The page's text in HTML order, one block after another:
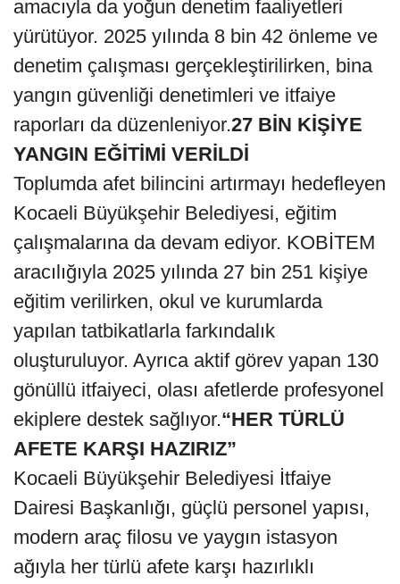
amacıyla da yoğun denetim faaliyetleri
yürütüyor. 2025 yılında 8 bin 42 önleme ve
denetim çalışması gerçekleştirilirken, bina
yangın güvenliği denetimleri ve itfaiye
raporları da düzenleniyor.27 BİN KİŞİYE
YANGIN EĞİTİMİ VERİLDİ
Toplumda afet bilincini artırmayı hedefleyen
Kocaeli Büyükşehir Belediyesi, eğitim
çalışmalarına da devam ediyor. KOBİTEM
aracılığıyla 2025 yılında 27 bin 251 kişiye
eğitim verilirken, okul ve kurumlarda
yapılan tatbikatlarla farkındalık
oluşturuluyor. Ayrıca aktif görev yapan 130
gönüllü itfaiyeci, olası afetlerde profesyonel
ekiplere destek sağlıyor.“HER TÜRLÜ
AFETE KARŞI HAZIRIZ”
Kocaeli Büyükşehir Belediyesi İtfaiye
Dairesi Başkanlığı, güçlü personel yapısı,
modern araç filosu ve yaygın istasyon
ağıyla her türlü afete karşı hazırlıklı